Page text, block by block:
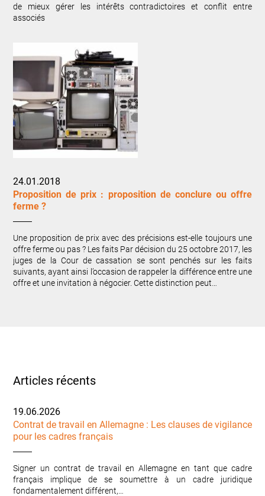
de mieux gérer les intérêts contradictoires et conflit entre
associés
24.01.2018
Proposition de prix : proposition de conclure ou offre
ferme ?
Une proposition de prix avec des précisions est-elle toujours une
offre ferme ou pas ? Les faits Par décision du 25 octobre 2017, les
juges de la Cour de cassation se sont penchés sur les faits
suivants, ayant ainsi l’occasion de rappeler la différence entre une
offre et une invitation à négocier. Cette distinction peut…
Articles récents
19.06.2026
Contrat de travail en Allemagne : Les clauses de vigilance
pour les cadres français
Signer un contrat de travail en Allemagne en tant que cadre
français implique de se soumettre à un cadre juridique
fondamentalement différent,…